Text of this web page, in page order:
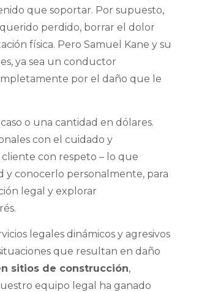
que soportar. Por supuesto,
perdido, borrar el dolor
física. Pero Samuel Kane y su
ya sea un conductor
por el daño que le
o una cantidad en dólares.
con el cuidado y
con respeto – lo que
y conocerlo personalmente, para
legal y explorar
legales dinámicos y agresivos
que resultan en daño
sitios de construcción,
equipo legal ha ganado